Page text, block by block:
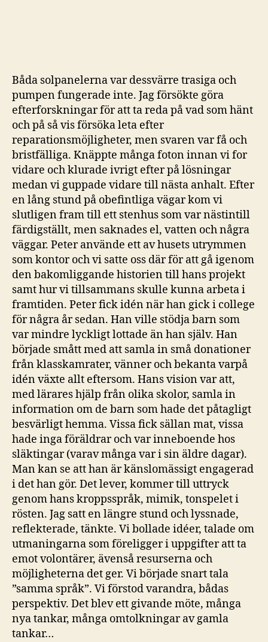
Båda solpanelerna var dessvärre trasiga och
pumpen fungerade inte. Jag försökte göra
efterforskningar för att ta reda på vad som hänt
och på så vis försöka leta efter
reparationsmöjligheter, men svaren var få och
bristfälliga. Knäppte många foton innan vi for
vidare och klurade ivrigt efter på lösningar
medan vi guppade vidare till nästa anhalt. Efter
en lång stund på obefintliga vägar kom vi
slutligen fram till ett stenhus som var nästintill
färdigställt, men saknades el, vatten och några
väggar. Peter använde ett av husets utrymmen
som kontor och vi satte oss där för att gå igenom
den bakomliggande historien till hans projekt
samt hur vi tillsammans skulle kunna arbeta i
framtiden. Peter fick idén när han gick i college
för några år sedan. Han ville stödja barn som
var mindre lyckligt lottade än han själv. Han
började smått med att samla in små donationer
från klasskamrater, vänner och bekanta varpå
idén växte allt eftersom. Hans vision var att,
med lärares hjälp från olika skolor, samla in
information om de barn som hade det påtagligt
besvärligt hemma. Vissa fick sällan mat, vissa
hade inga föräldrar och var inneboende hos
släktingar (varav många var i sin äldre dagar).
Man kan se att han är känslomässigt engagerad
i det han gör. Det lever, kommer till uttryck
genom hans kroppsspråk, mimik, tonspelet i
rösten. Jag satt en längre stund och lyssnade,
reflekterade, tänkte. Vi bollade idéer, talade om
utmaningarna som föreligger i uppgifter att ta
emot volontärer, ävenså resurserna och
möjligheterna det ger. Vi började snart tala
”samma språk”. Vi förstod varandra, bådas
perspektiv. Det blev ett givande möte, många
nya tankar, många omtolkningar av gamla
tankar…